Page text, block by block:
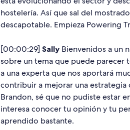
hostelería. Así que sal del
descapotable. Empieza Powering
[00:00:29] SallyBienvenidos a un
sobre un tema que puede parecer
a una experta que nos aportará
contribuir a mejorar una
Brandon, sé que no pudiste estar
interesa conocer tu opinión y tu
aprendido bastante.